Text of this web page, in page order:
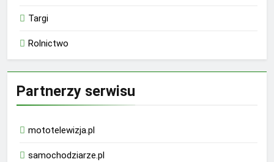
Targi
Rolnictwo
Partnerzy serwisu
mototelewizja.pl
samochodziarze.pl